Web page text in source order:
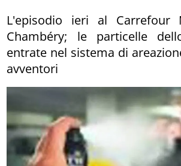
L'episodio ieri al Carrefour
Chambéry; le particelle
entrate nel sistema di
avventori